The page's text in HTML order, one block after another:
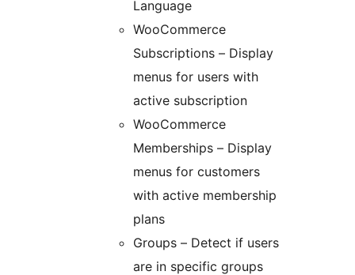
Language
WooCommerce
Subscriptions – Display
menus for users with
active subscription
WooCommerce
Memberships – Display
menus for customers
with active membership
plans
Groups – Detect if users
are in specific groups